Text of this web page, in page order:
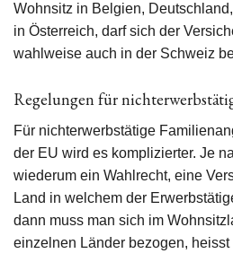
Wohnsitz in Belgien,
in Österreich, darf sich der
wahlweise auch in der Schweiz
Regelungen für
Für nichterwerbstätige
der EU wird es komplizierter. Je
wiederum ein Wahlrecht, eine
Land in welchem der
dann muss man sich im
einzelnen Länder bezogen, heisst